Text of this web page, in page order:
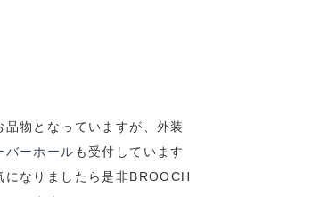
物となっていますが、 外装
バーホール も受付しています
なりましたら是非BROOCH